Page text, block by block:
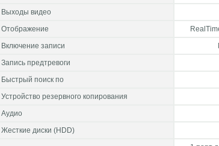
Выходы видео
Отображение
Включение записи
Запись предтревоги
Быстрый поиск по
Устройство резервного копирования
Аудио
Жесткие диски (HDD)